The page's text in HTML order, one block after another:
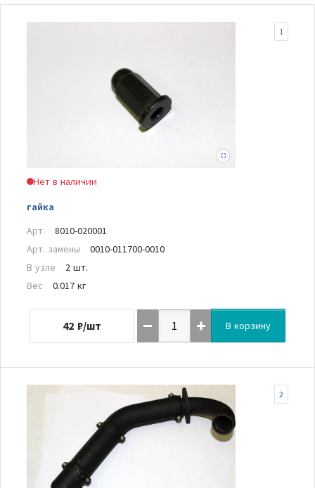
Нет в наличии
гайка
1
Арт.
8010-020001
Арт. замены
0010-011700-0010
В узле
2 шт.
Вес
0.017 кг
42 ₽/шт В корзину
2